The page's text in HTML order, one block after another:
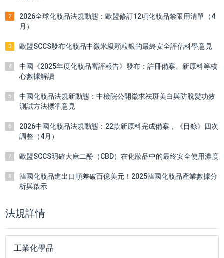
2
2026全球化妝品法規動態：歐盟修訂12項化妝品禁限用清單（4
月）
3 歐盟SCCS發布化妝品中微米級顆粒銀的最終安全評估科學意見
4
中國《2025年度化妝品審評報告》發布：註冊備案、新原料等核
心數據解讀
5
中國化妝品法規新動態：中檢院公開徵求祛斑美白與防脫髮功效
測試方法標準意見
6
2026中國化妝品法規動態：22款新原料完成備案，《目錄》四次
調整（4月）
7 歐盟SCCS明確大麻二酚（CBD）在化妝品中的最終安全使用濃度
8
韓國化妝品進出口順差破百億美元！2025韓國化妝品產業數據分
析與啟示
法規詳情
工業化學品